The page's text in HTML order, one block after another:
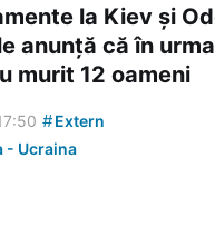
la Kiev și
anunță că în urma
murit 12 oameni
#Extern
- Ucraina